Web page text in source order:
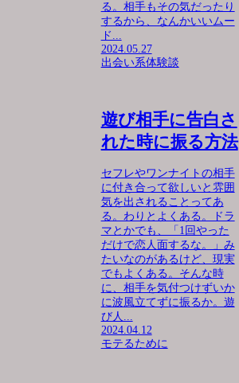
る。相手もその気だったり
するから、なんかいいムー
ド...
2024.05.27
出会い系体験談
遊び相手に告白さ
れた時に振る方法
セフレやワンナイトの相手
に付き合って欲しいと雰囲
気を出されることってあ
る。わりとよくある。ドラ
マとかでも、「1回やった
だけで恋人面するな。」み
たいなのがあるけど、現実
でもよくある。そんな時
に、相手を気付つけずいか
に波風立てずに振るか。遊
び人...
2024.04.12
モテるために